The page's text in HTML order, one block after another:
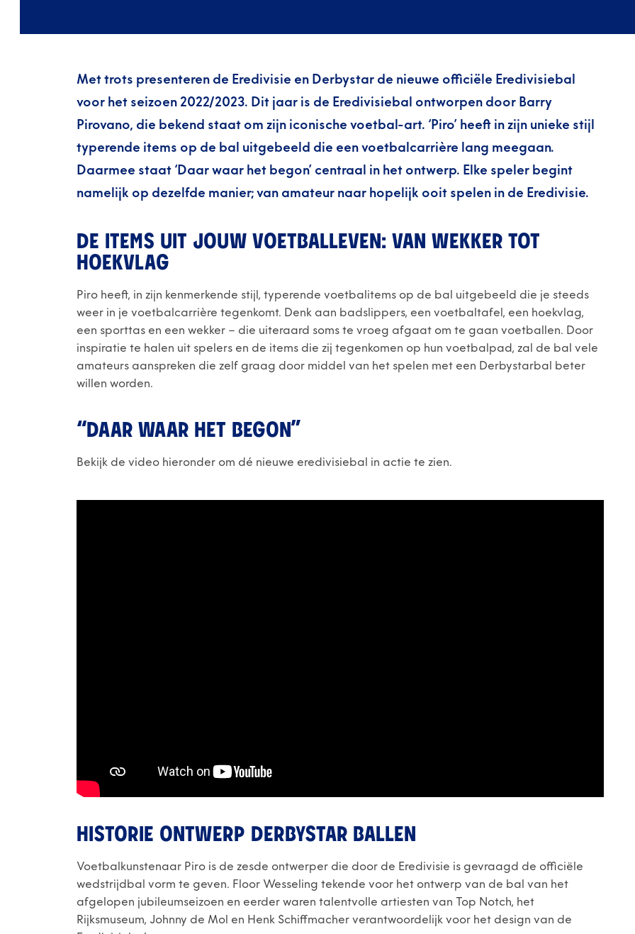
Met trots presenteren de Eredivisie en Derbystar de nieuwe officiële Eredivisiebal
voor het seizoen 2022/2023. Dit jaar is de Eredivisiebal ontworpen door Barry
Pirovano, die bekend staat om zijn iconische voetbal-art. ‘Piro’ heeft in zijn unieke stijl
typerende items op de bal uitgebeeld die een voetbalcarrière lang meegaan.
Daarmee staat ‘Daar waar het begon’ centraal in het ontwerp. Elke speler begint
namelijk op dezelfde manier; van amateur naar hopelijk ooit spelen in de Eredivisie.
DE ITEMS UIT JOUW VOETBALLEVEN: VAN WEKKER TOT
HOEKVLAG
Piro heeft, in zijn kenmerkende stijl, typerende voetbalitems op de bal uitgebeeld die je steeds
weer in je voetbalcarrière tegenkomt. Denk aan badslippers, een voetbaltafel, een hoekvlag,
een sporttas en een wekker – die uiteraard soms te vroeg afgaat om te gaan voetballen. Door
inspiratie te halen uit spelers en de items die zij tegenkomen op hun voetbalpad, zal de bal vele
amateurs aanspreken die zelf graag door middel van het spelen met een Derbystarbal beter
willen worden.
“DAAR WAAR HET BEGON”
Bekijk de video hieronder om dé nieuwe eredivisiebal in actie te zien.
HISTORIE ONTWERP DERBYSTAR BALLEN
Voetbalkunstenaar Piro is de zesde ontwerper die door de Eredivisie is gevraagd de officiële
wedstrijdbal vorm te geven. Floor Wesseling tekende voor het ontwerp van de bal van het
afgelopen jubileumseizoen en eerder waren talentvolle artiesten van Top Notch, het
Rijksmuseum, Johnny de Mol en Henk Schiffmacher verantwoordelijk voor het design van de